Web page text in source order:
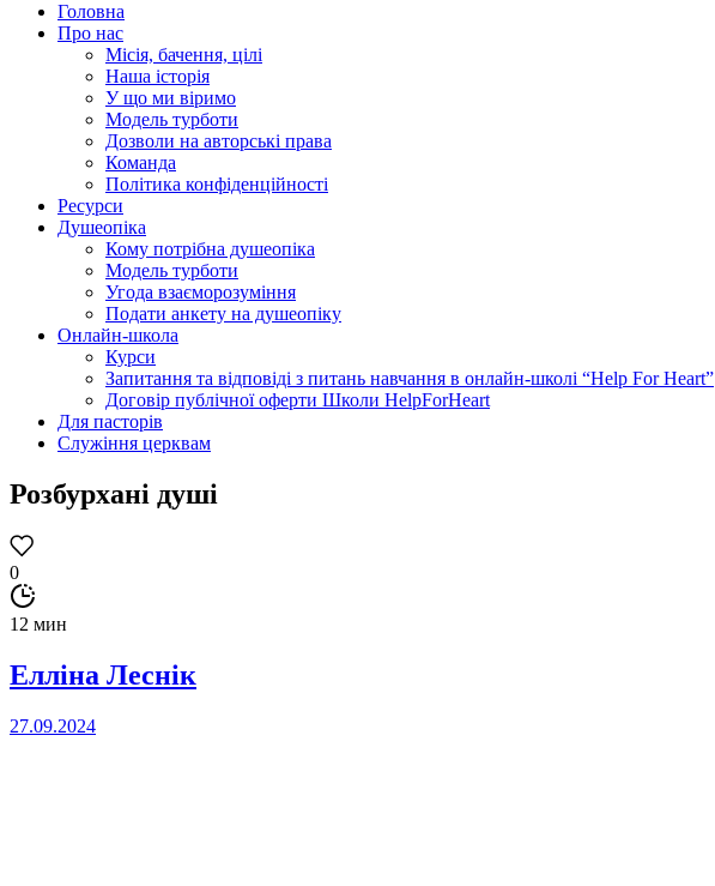
Головна
Про нас
Місія, бачення, цілі
Наша історія
У що ми віримо
Модель турботи
Дозволи на авторські права
Команда
Політика конфіденційності
Ресурси
Душеопіка
Кому потрібна душеопіка
Модель турботи
Угода взаєморозуміння
Подати анкету на душеопіку
Онлайн-школа
Курси
Запитання та відповіді з питань навчання в онлайн-школі “Help For Heart”
Договір публічної оферти Школи HelpForHeart
Для пасторів
Служіння церквам
Розбурхані душі
0
12 мин
Елліна Леснік
27.09.2024